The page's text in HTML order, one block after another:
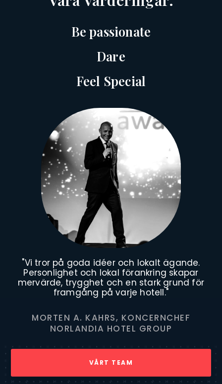
Be passionate
Dare
Feel Special
"Vi tror på goda idéer och lokalt ägande.
Personlighet och lokal förankring skapar
mervärde, trygghet och en stark grund för
framgång på varje hotell."
MORTEN A. KAHRS, KONCERNCHEF
NORLANDIA HOTEL GROUP
VÅRT TEAM